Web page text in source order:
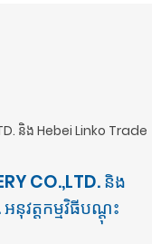
CO.,LTD. និង
វត្តកម្មវិធីបណ្តុះ